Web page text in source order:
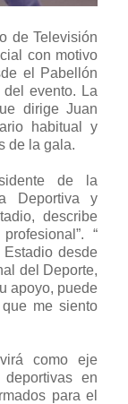
de Televisión
con motivo
el Pabellón
evento. La
dirige Juan
habitual y
de la gala.
de la
Deportiva y
describe
“
desde
del Deporte,
apoyo, puede
me siento
como eje
en
para el